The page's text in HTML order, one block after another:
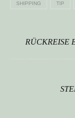
SHIPPING TIP
RÜCKREISE